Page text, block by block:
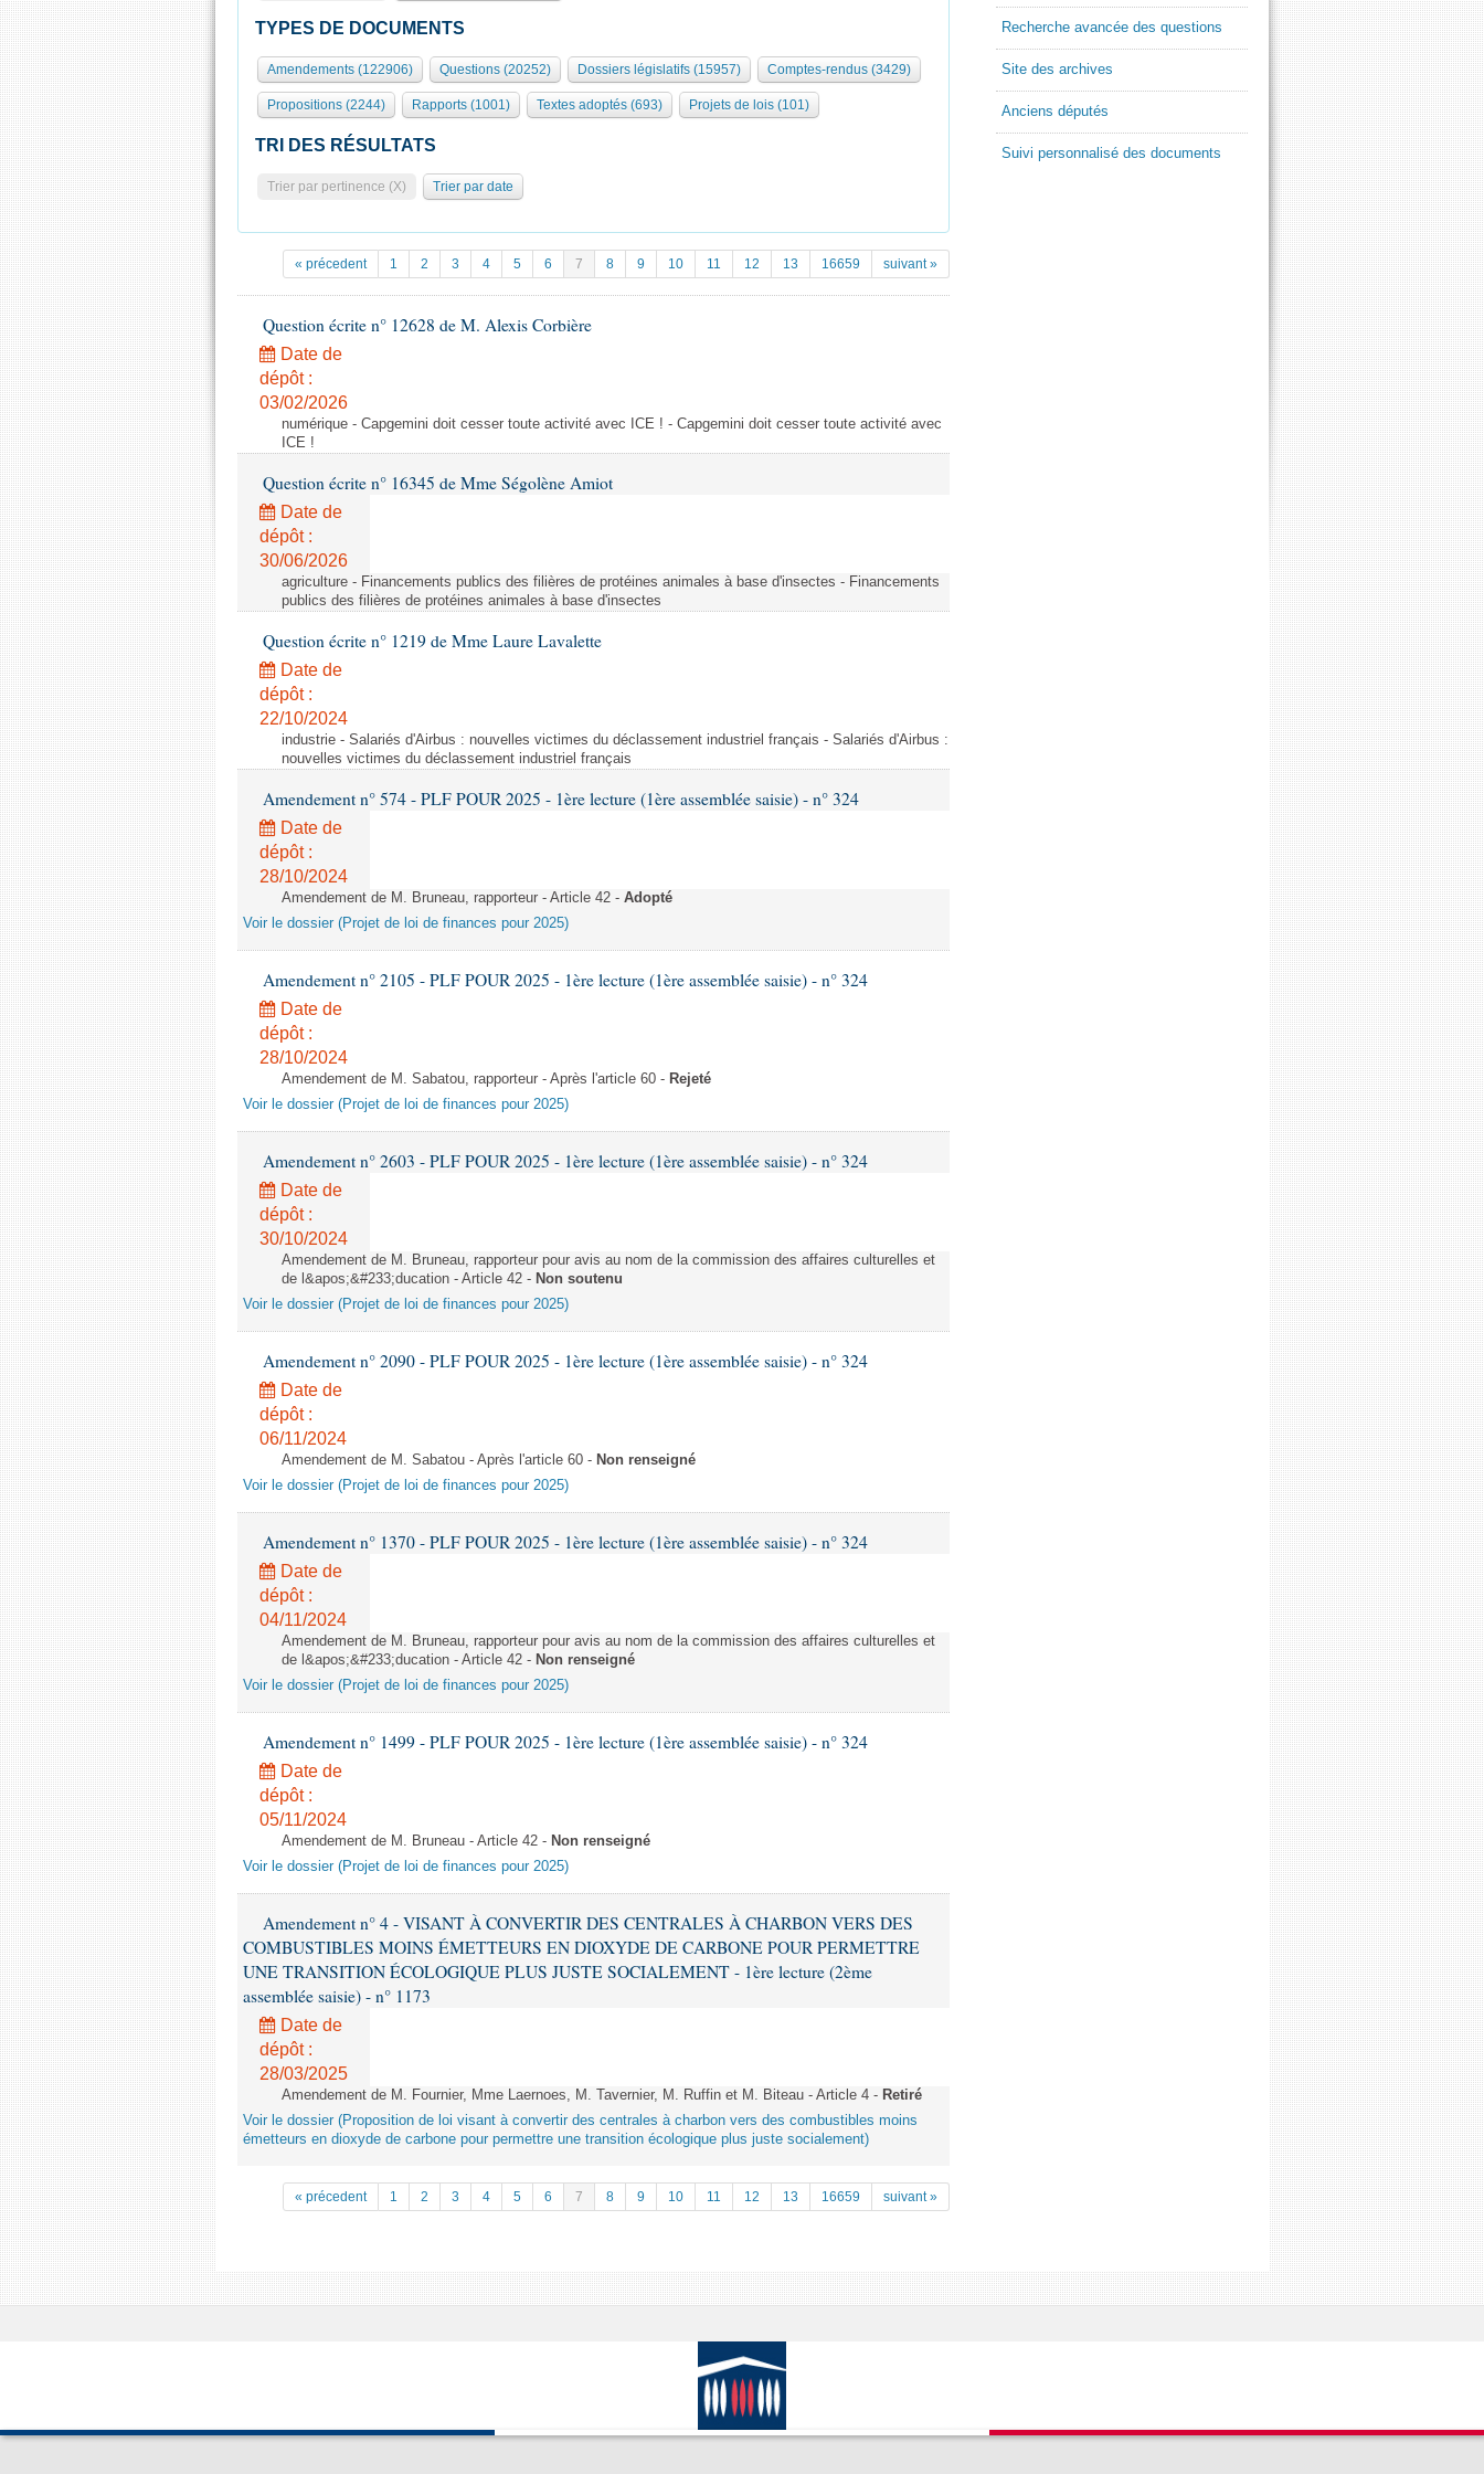
TYPES DE DOCUMENTS
Amendements (122906) Questions (20252) Dossiers législatifs (15957) Comptes-rendus (3429)
Propositions (2244) Rapports (1001) Textes adoptés (693) Projets de lois (101)
TRI DES RÉSULTATS
Trier par pertinence (X) Trier par date
« précedent 1 2 3 4 5 6 7 8 9 10 11 12 13 16659 suivant »
Question écrite n° 12628 de M. Alexis Corbière
Date de
dépôt :
03/02/2026
numérique - Capgemini doit cesser toute activité avec ICE ! - Capgemini doit cesser toute activité avec
ICE !
Question écrite n° 16345 de Mme Ségolène Amiot
Date de
dépôt :
30/06/2026
agriculture - Financements publics des filières de protéines animales à base d'insectes - Financements
publics des filières de protéines animales à base d'insectes
Question écrite n° 1219 de Mme Laure Lavalette
Date de
dépôt :
22/10/2024
industrie - Salariés d'Airbus : nouvelles victimes du déclassement industriel français - Salariés d'Airbus :
nouvelles victimes du déclassement industriel français
Amendement n° 574 - PLF POUR 2025 - 1ère lecture (1ère assemblée saisie) - n° 324
Date de
dépôt :
28/10/2024
Amendement de M. Bruneau, rapporteur - Article 42 - Adopté
Voir le dossier (Projet de loi de finances pour 2025)
Amendement n° 2105 - PLF POUR 2025 - 1ère lecture (1ère assemblée saisie) - n° 324
Date de
dépôt :
28/10/2024
Amendement de M. Sabatou, rapporteur - Après l'article 60 - Rejeté
Voir le dossier (Projet de loi de finances pour 2025)
Amendement n° 2603 - PLF POUR 2025 - 1ère lecture (1ère assemblée saisie) - n° 324
Date de
dépôt :
30/10/2024
Amendement de M. Bruneau, rapporteur pour avis au nom de la commission des affaires culturelles et
de l&apos;&#233;ducation - Article 42 - Non soutenu
Voir le dossier (Projet de loi de finances pour 2025)
Amendement n° 2090 - PLF POUR 2025 - 1ère lecture (1ère assemblée saisie) - n° 324
Date de
dépôt :
06/11/2024
Amendement de M. Sabatou - Après l'article 60 - Non renseigné
Voir le dossier (Projet de loi de finances pour 2025)
Amendement n° 1370 - PLF POUR 2025 - 1ère lecture (1ère assemblée saisie) - n° 324
Date de
dépôt :
04/11/2024
Amendement de M. Bruneau, rapporteur pour avis au nom de la commission des affaires culturelles et
de l&apos;&#233;ducation - Article 42 - Non renseigné
Voir le dossier (Projet de loi de finances pour 2025)
Amendement n° 1499 - PLF POUR 2025 - 1ère lecture (1ère assemblée saisie) - n° 324
Date de
dépôt :
05/11/2024
Amendement de M. Bruneau - Article 42 - Non renseigné
Voir le dossier (Projet de loi de finances pour 2025)
Amendement n° 4 - VISANT À CONVERTIR DES CENTRALES À CHARBON VERS DES
COMBUSTIBLES MOINS ÉMETTEURS EN DIOXYDE DE CARBONE POUR PERMETTRE
UNE TRANSITION ÉCOLOGIQUE PLUS JUSTE SOCIALEMENT - 1ère lecture (2ème
assemblée saisie) - n° 1173
Date de
dépôt :
28/03/2025
Amendement de M. Fournier, Mme Laernoes, M. Tavernier, M. Ruffin et M. Biteau - Article 4 - Retiré
Voir le dossier (Proposition de loi visant à convertir des centrales à charbon vers des combustibles moins
émetteurs en dioxyde de carbone pour permettre une transition écologique plus juste socialement)
« précedent 1 2 3 4 5 6 7 8 9 10 11 12 13 16659 suivant »
Recherche avancée des questions
Site des archives
Anciens députés
Suivi personnalisé des documents